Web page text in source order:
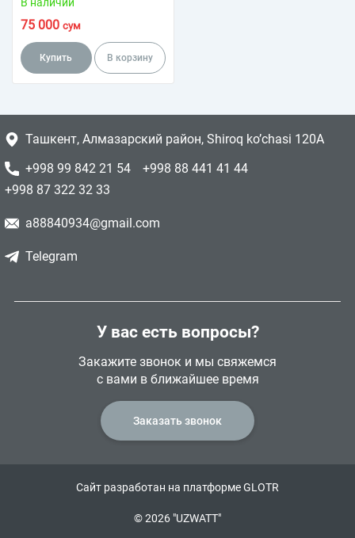
75 000 сум
Купить В корзину
Ташкент, Алмазарский район, Shiroq ko’chasi 120A
+998 99 842 21 54
+998 88 441 41 44
+998 87 322 32 33
a88840934@gmail.com
Telegram
У вас есть вопросы?
Закажите звонок и мы свяжемся
с вами в ближайшее время
Заказать звонок
Сайт разработан на платформе GLOTR
© 2026 "UZWATT"